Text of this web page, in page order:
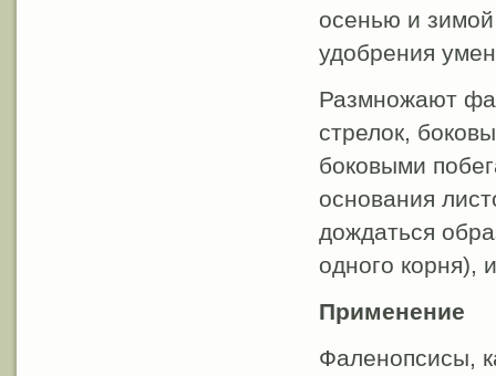
осенью и
удобрения
Размножают
стрелок,
боковыми
основания
дождаться
одного корня),
Применение
Фаленопсисы,